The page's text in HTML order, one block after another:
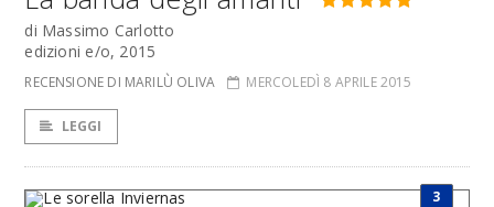
di Massimo Carlotto
edizioni e/o, 2015
RECENSIONE DI MARILÙ OLIVA MERCOLEDÌ 8 APRILE 2015
LEGGI
3